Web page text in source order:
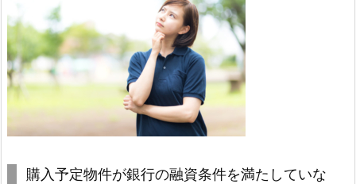
購入予定物件が銀行の融資条件を満たしていな